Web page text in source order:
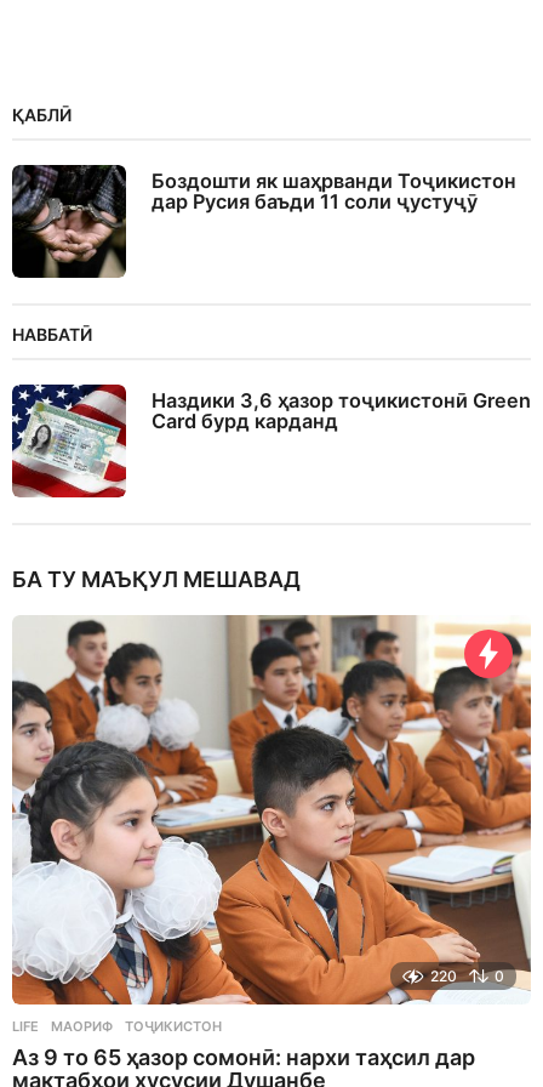
ҚАБЛӢ
Боздошти як шаҳрванди Тоҷикистон
дар Русия баъди 11 соли ҷустуҷӯ
НАВБАТӢ
Наздики 3,6 ҳазор тоҷикистонӣ Green
Card бурд карданд
БА ТУ МАЪҚУЛ МЕШАВАД
220 0
LIFE МАОРИФ ,ТОҶИКИСТОН
Аз 9 то 65 ҳазор сомонӣ: нархи таҳсил дар
мактабҳои хусусии Душанбе